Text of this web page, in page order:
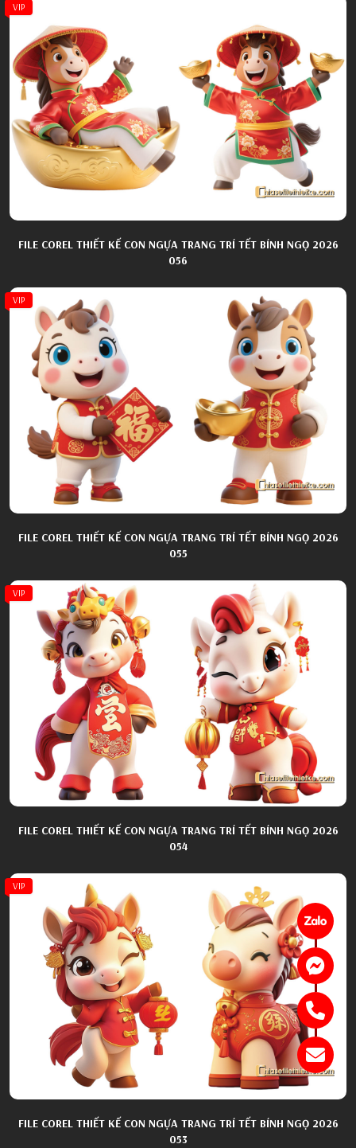
VIP
FILE COREL THIẾT KẾ CON NGỰA TRANG TRÍ TẾT BÍNH NGỌ 2026
056
VIP
FILE COREL THIẾT KẾ CON NGỰA TRANG TRÍ TẾT BÍNH NGỌ 2026
055
VIP
FILE COREL THIẾT KẾ CON NGỰA TRANG TRÍ TẾT BÍNH NGỌ 2026
054
VIP
FILE COREL THIẾT KẾ CON NGỰA TRANG TRÍ TẾT BÍNH NGỌ 2026
053